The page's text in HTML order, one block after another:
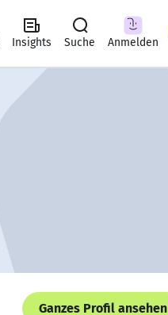
Insights Suche Anmelden
Ganzes Profil ansehen